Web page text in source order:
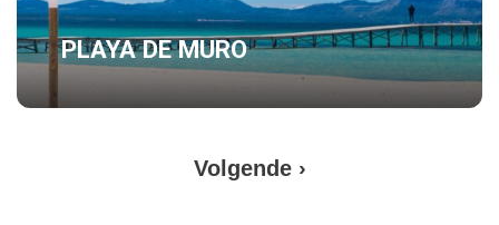
PLAYA DE MURO
Volgende
Volgende ›